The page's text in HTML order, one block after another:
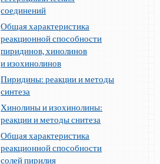
соединений
Общая характеристика
реакционной способности
пиридинов, хинолинов
и изохинолинов
Пиридины: реакции и методы
синтеза
Хинолины и изохинолины:
реакции и методы снитеза
Общая характеристика
реакционной способности
солей пирилия